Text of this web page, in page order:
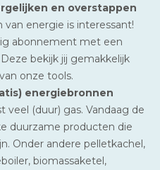
en overstappen
energie is interessant!
abonnement met een
bekijk jij gemakkelijk
onze tools.
energiebronnen
(duur) gas. Vandaag de
duurzame producten die
Onder andere pelletkachel,
biomassaketel,